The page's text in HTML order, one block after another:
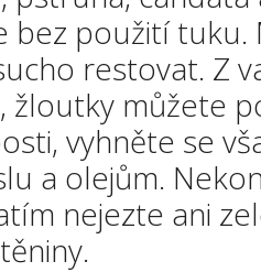
bez použití tuku.
restovat. Z
žloutky můžete
vyhněte se
a olejům.
nejezte ani